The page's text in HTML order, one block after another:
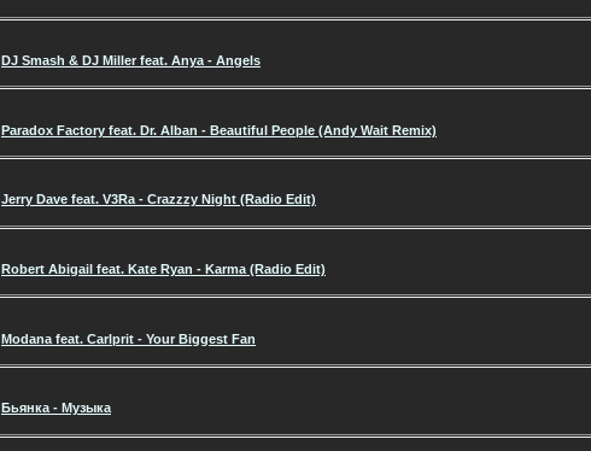
DJ Smash & DJ Miller feat. Anya - Angels
Paradox Factory feat. Dr. Alban - Beautiful People (Andy Wait Remix)
Jerry Dave feat. V3Ra - Crazzzy Night (Radio Edit)
Robert Abigail feat. Kate Ryan - Karma (Radio Edit)
Modana feat. Carlprit - Your Biggest Fan
Бьянка - Музыка